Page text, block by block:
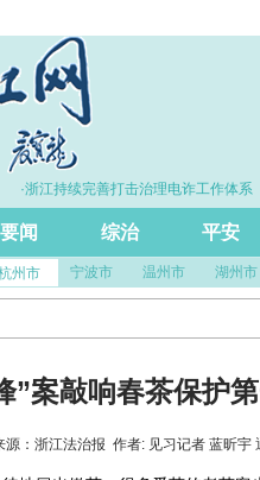
·浙江持续完善打击治理电诈工作体系
要闻 综治 平安
州市 宁波市 温州市 湖州市
”案敲响春茶保护
：浙江法治报 作者: 见习记者 蓝昕宇